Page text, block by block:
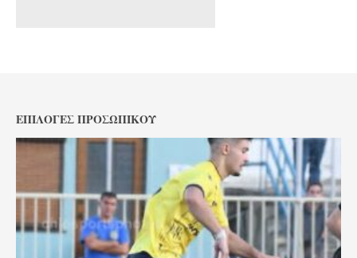
ΕΠΙΛΟΓΈΣ ΠΡΟΣΩΠΙΚΟΎ